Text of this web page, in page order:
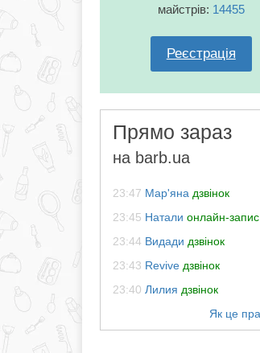
майстрів: 14455
Реєстрація
Прямо зараз
на barb.ua
23:47 Мар'яна дзвінок
23:45 Натали онлайн-запис
23:44 Видади дзвінок
23:43 Revive дзвінок
23:40 Лилия дзвінок